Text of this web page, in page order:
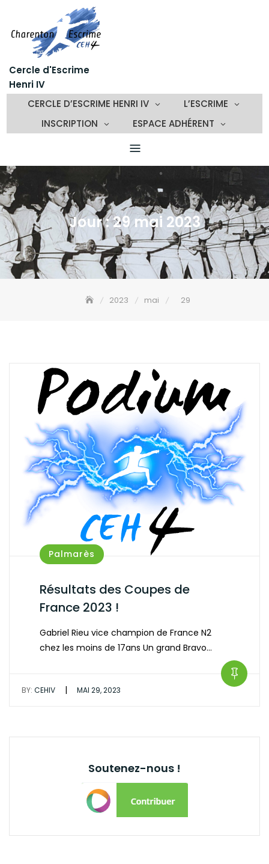
content
Cercle d'Escrime
Henri IV
CERCLE D’ESCRIME HENRI IV
L’ESCRIME
INSCRIPTION
ESPACE ADHÉRENT
Jour :29 mai 2023
2023 mai 29
Palmarès
Résultats des Coupes de
France 2023 !
Gabriel Rieu vice champion de France N2
chez les moins de 17ans Un grand Bravo…
BY: CEHIV | MAI 29, 2023
Soutenez-nous !